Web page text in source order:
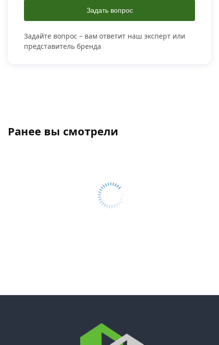
Задать вопрос
Задайте вопрос – вам ответит наш эксперт или
представитель бренда
Ранее вы смотрели